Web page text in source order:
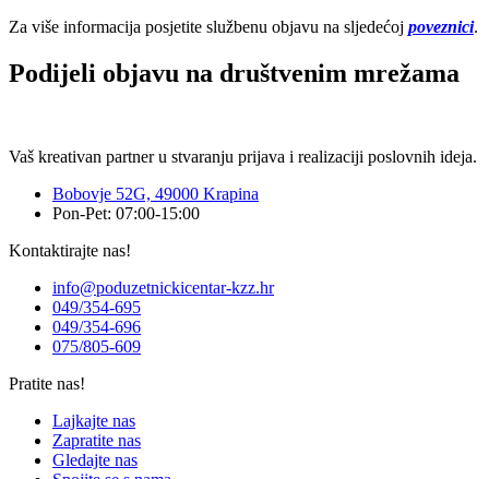
Za više informacija posjetite službenu objavu na sljedećoj poveznici.
Podijeli objavu na društvenim mrežama
Vaš kreativan partner u stvaranju prijava i realizaciji poslovnih ideja.
Bobovje 52G, 49000 Krapina
Pon-Pet: 07:00-15:00
Kontaktirajte nas!
info@poduzetnickicentar-kzz.hr
049/354-695
049/354-696
075/805-609
Pratite nas!
Lajkajte nas
Zapratite nas
Gledajte nas